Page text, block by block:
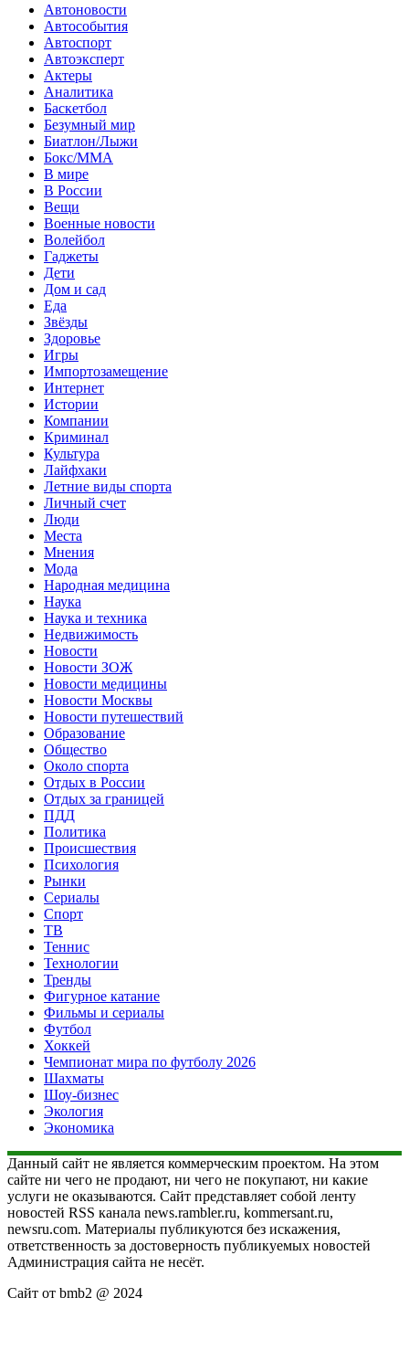
Автоновости
Автособытия
Автоспорт
Автоэксперт
Актеры
Аналитика
Баскетбол
Безумный мир
Биатлон/Лыжи
Бокс/MMA
В мире
В России
Вещи
Военные новости
Волейбол
Гаджеты
Дети
Дом и сад
Еда
Звёзды
Здоровье
Игры
Импортозамещение
Интернет
Истории
Компании
Криминал
Культура
Лайфхаки
Летние виды спорта
Личный счет
Люди
Места
Мнения
Мода
Народная медицина
Наука
Наука и техника
Недвижимость
Новости
Новости ЗОЖ
Новости медицины
Новости Москвы
Новости путешествий
Образование
Общество
Около спорта
Отдых в России
Отдых за границей
ПДД
Политика
Происшествия
Психология
Рынки
Сериалы
Спорт
ТВ
Теннис
Технологии
Тренды
Фигурное катание
Фильмы и сериалы
Футбол
Хоккей
Чемпионат мира по футболу 2026
Шахматы
Шоу-бизнес
Экология
Экономика
Данный сайт не является коммерческим проектом. На этом
сайте ни чего не продают, ни чего не покупают, ни какие
услуги не оказываются. Сайт представляет собой ленту
новостей RSS канала news.rambler.ru, kommersant.ru,
newsru.com. Материалы публикуются без искажения,
ответственность за достоверность публикуемых новостей
Администрация сайта не несёт.
Сайт от bmb2 @ 2024